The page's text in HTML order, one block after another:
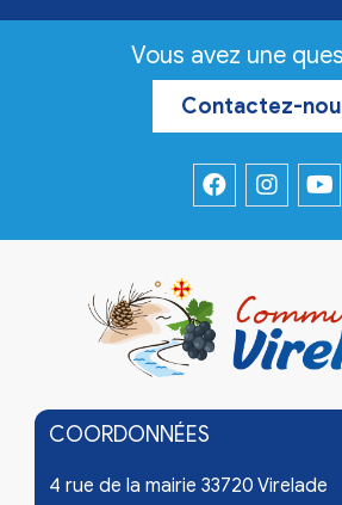
Vous avez une
Contactez-
COORDONNÉES
4 rue de la mairie 33720 Virelade